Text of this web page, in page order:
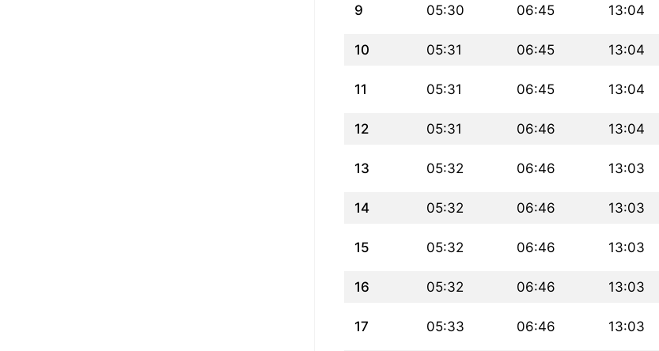
9 05:30 06:45 13:04
10 05:31 06:45 13:04
11 05:31 06:45 13:04
12 05:31 06:46 13:04
13 05:32 06:46 13:03
14 05:32 06:46 13:03
15 05:32 06:46 13:03
16 05:32 06:46 13:03
17 05:33 06:46 13:03